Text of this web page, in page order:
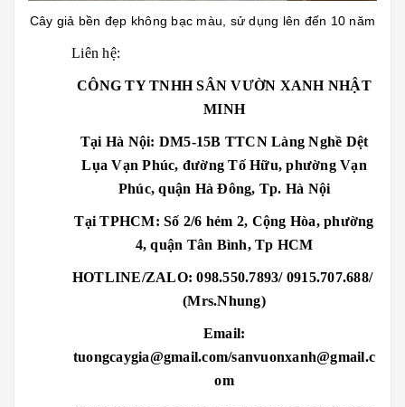
Cây giả bền đẹp không bạc màu, sử dụng lên đến 10 năm
Liên hệ:
CÔNG TY TNHH SÂN VƯỜN XANH NHẬT
MINH
Tại Hà Nội: DM5-15B TTCN Làng Nghề Dệt
Lụa Vạn Phúc, đường Tố Hữu, phường Vạn
Phúc, quận Hà Đông, Tp. Hà Nội
Tại TPHCM: Số 2/6 hẻm 2, Cộng Hòa, phường
4, quận Tân Bình, Tp HCM
HOTLINE/ZALO: 098.550.7893/ 0915.707.688/
(Mrs.Nhung)
Email:
tuongcaygia@gmail.com/sanvuonxanh@gmail.c
om